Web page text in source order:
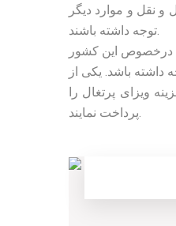
و نقل و موارد دیگر
توجه داشته باشند.
درخصوص این کشور
داشته باشد. یکی از
ویزای پرتغال را
پرداخت نمایند.